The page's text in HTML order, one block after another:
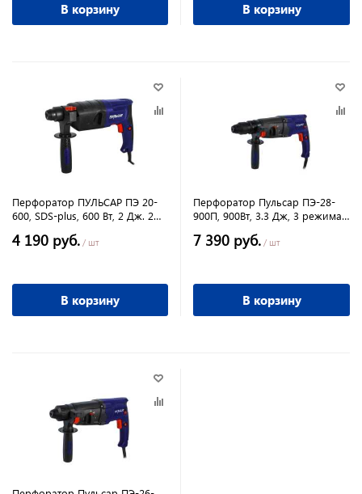
В корзину В корзину
Перфоратор ПУЛЬСАР ПЭ 20-
600, SDS-plus, 600 Вт, 2 Дж. 2
4 190 руб. / шт
В корзину
Перфоратор Пульсар ПЭ-28-
900П, 900Вт, 3.3 Дж, 3 режима,
7 390 руб. / шт
В корзину